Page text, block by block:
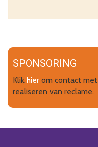
SPONSORING
Klik hier om contact
realiseren van reclame.